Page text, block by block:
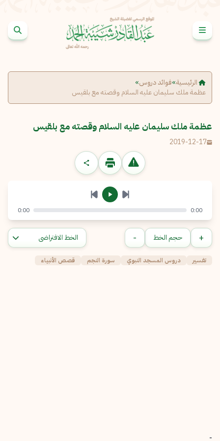
الرئيسية»فوائد دروس»
عظمة ملك سليمان عليه السلام وقصته مع بلقيس
عظمة ملك سليمان عليه السلام وقصته مع بلقيس
2019-12-17
الإبلاغ عن مشكلة
البريد الإلكتروني*
الرسالة
إرسال إلغاء
نسخ
0:00
0:00
+ حجم الخط -
تفسير دروس المسجد النبوي سورة النجم قصص الأنبياء
-